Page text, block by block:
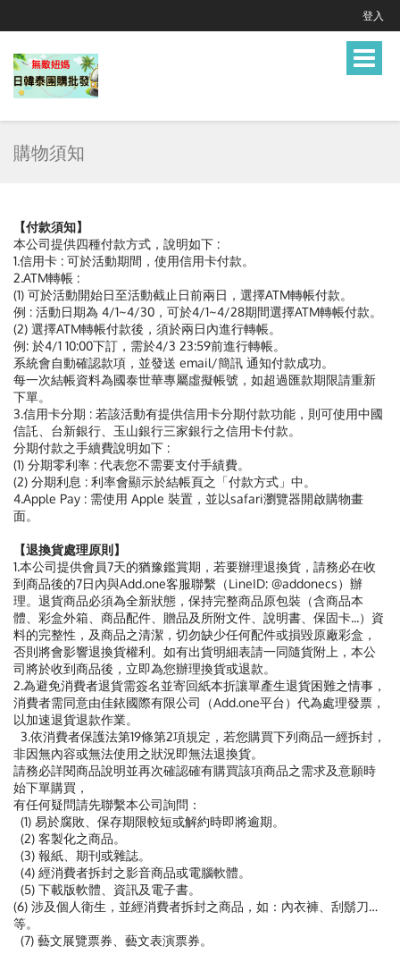
登入
Toggle
購物須知
【付款須知】
本公司提供四種付款方式，說明如下 :
1.信用卡 : 可於活動期間，使用信用卡付款。
2.ATM轉帳 :
(1) 可於活動開始日至活動截止日前兩日，選擇ATM轉帳付款。
例 : 活動日期為 4/1~4/30，可於4/1~4/28期間選擇ATM轉帳付款。
(2) 選擇ATM轉帳付款後，須於兩日內進行轉帳。
例: 於4/1 10:00下訂，需於4/3 23:59前進行轉帳。
系統會自動確認款項，並發送 email/簡訊 通知付款成功。
每一次結帳資料為國泰世華專屬虛擬帳號，如超過匯款期限請重新
下單。
3.信用卡分期 : 若該活動有提供信用卡分期付款功能，則可使用中國
信託、台新銀行、玉山銀行三家銀行之信用卡付款。
分期付款之手續費說明如下 :
(1) 分期零利率 : 代表您不需要支付手績費。
(2) 分期利息 : 利率會顯示於結帳頁之「付款方式」中。
4.Apple Pay : 需使用 Apple 裝置，並以safari瀏覽器開啟購物畫
面。
【退換貨處理原則】
1.本公司提供會員7天的猶豫鑑賞期，若要辦理退換貨，請務必在收
到商品後的7日內與Add.one客服聯繫（LineID: @addonecs）辦
理。退貨商品必須為全新狀態，保持完整商品原包裝（含商品本
體、彩盒外箱、商品配件、贈品及所附文件、說明書、保固卡...）資
料的完整性，及商品之清潔，切勿缺少任何配件或損毀原廠彩盒，
否則將會影響退換貨權利。如有出貨明細表請一同隨貨附上，本公
司將於收到商品後，立即為您辦理換貨或退款。
2.為避免消費者退貨需簽名並寄回紙本折讓單產生退貨困難之情事，
消費者需同意由佳銥國際有限公司（Add.one平台）代為處理發票，
以加速退貨退款作業。
3.依消費者保護法第19條第2項規定，若您購買下列商品一經拆封，
非因無內容或無法使用之狀況即無法退換貨。
請務必詳閱商品說明並再次確認確有購買該項商品之需求及意願時
始下單購買，
有任何疑問請先聯繫本公司詢問：
(1) 易於腐敗、保存期限較短或解約時即將逾期。
(2) 客製化之商品。
(3) 報紙、期刊或雜誌。
(4) 經消費者拆封之影音商品或電腦軟體。
(5) 下載版軟體、資訊及電子書。
(6) 涉及個人衛生，並經消費者拆封之商品，如：內衣褲、刮鬍刀…
等。
(7) 藝文展覽票券、藝文表演票券。